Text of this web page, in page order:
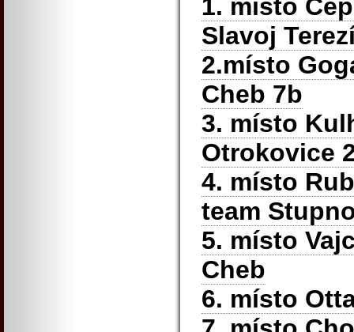
1. místo
Slavoj
2.místo
Cheb 7b
3. místo
Otrokovice
4. místo
team
5. místo
Cheb
6. místo